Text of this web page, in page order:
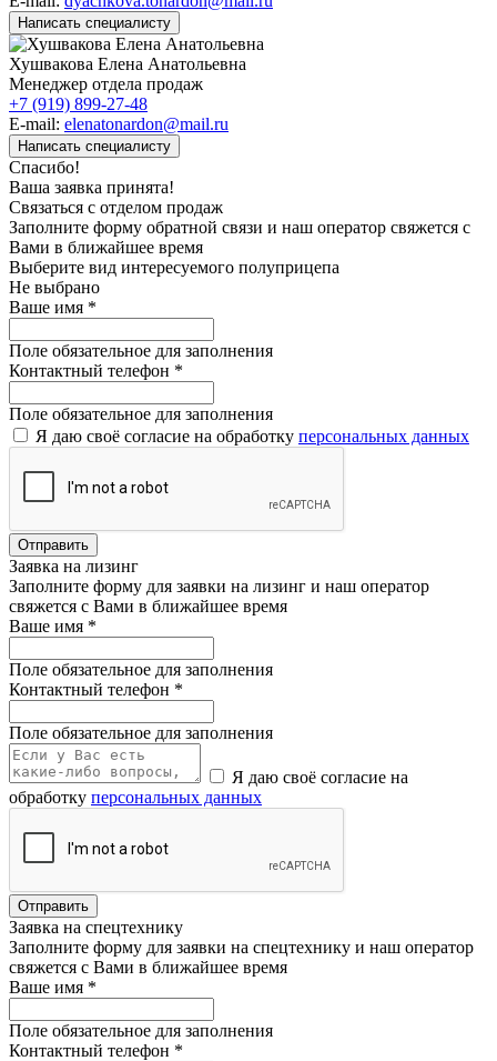
Написать специалисту
Хушвакова Елена Анатольевна
Менеджер отдела продаж
+7 (919) 899-27-48
E-mail: elenatonardon@mail.ru
Написать специалисту
Спасибо!
Ваша заявка принята!
Связаться с отделом продаж
Заполните форму обратной связи и наш оператор свяжется с
Вами в ближайшее время
Выберите вид интересуемого полуприцепа
Не выбрано
Ваше имя *
Поле обязательное для заполнения
Контактный телефон *
Поле обязательное для заполнения
Я даю своё согласие на обработку персональных данных
Отправить
Заявка на лизинг
Заполните форму для заявки на лизинг и наш оператор
свяжется с Вами в ближайшее время
Ваше имя *
Поле обязательное для заполнения
Контактный телефон *
Поле обязательное для заполнения
Я даю своё согласие на
обработку персональных данных
Отправить
Заявка на спецтехнику
Заполните форму для заявки на спецтехнику и наш оператор
свяжется с Вами в ближайшее время
Ваше имя *
Поле обязательное для заполнения
Контактный телефон *